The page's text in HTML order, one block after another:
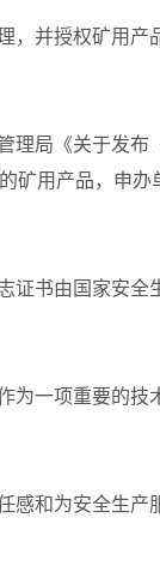
授权矿用产
《关于发布
用产品，申
由国家安全
项重要的技
为安全生产